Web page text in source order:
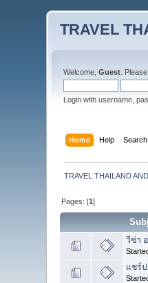
TRAVEL
Welcome,Guest .
Login with username,
Home Help Search
TRAVEL THAILAND
Pages: [1]
วีซ่า
แชร์